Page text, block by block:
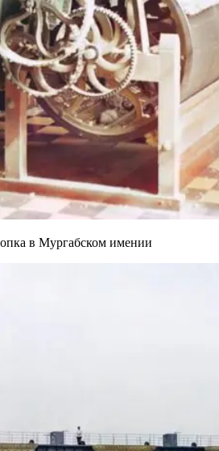
в Мургабском имении